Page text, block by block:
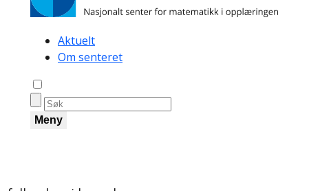
Secondary
navigation
Aktuelt
Om senteret
Meny